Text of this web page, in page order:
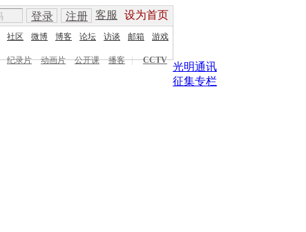
客服 设为首页
登录 注册
社区 微博 博客 论坛 访谈 邮箱 游戏
纪录片 动画片 公开课 播客 |
CCTV
光明通讯
征集专栏